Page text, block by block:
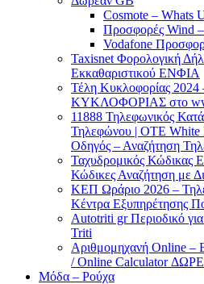
Cosmote – Whats
Προσφορές Wind
Vodafone
Taxisnet Φορολογική
Εκκαθαριστικού EΝΦΙΑ
Τέλη Kυκλοφορίας
ΚΥΚΛΟΦΟΡΙΑΣ στο
11888 Τηλεφωνικός
Τηλεφώνου | OTE White
Οδηγός – Αναζήτηση
Ταχυδρομικός Κώδικας
Κώδικες Αναζήτηση με
ΚΕΠ Ωράριο 2026 –
Κέντρα Εξυπηρέτησης
Autotriti gr Περιοδικό
Triti
Αριθμομηχανή Online –
/ Online Calculator
Μόδα – Ρούχα